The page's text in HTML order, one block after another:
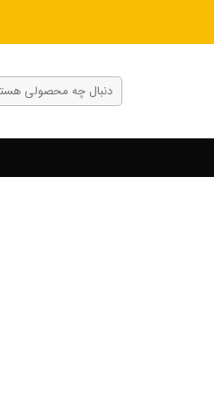
جستجو
برای: